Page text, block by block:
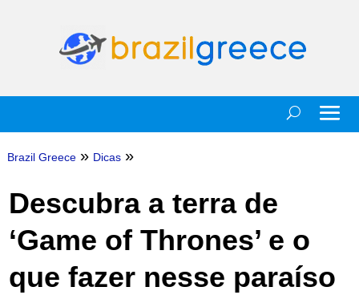
Brazil Greece » Dicas »
Descubra a terra de
‘Game of Thrones’ e o
que fazer nesse paraíso